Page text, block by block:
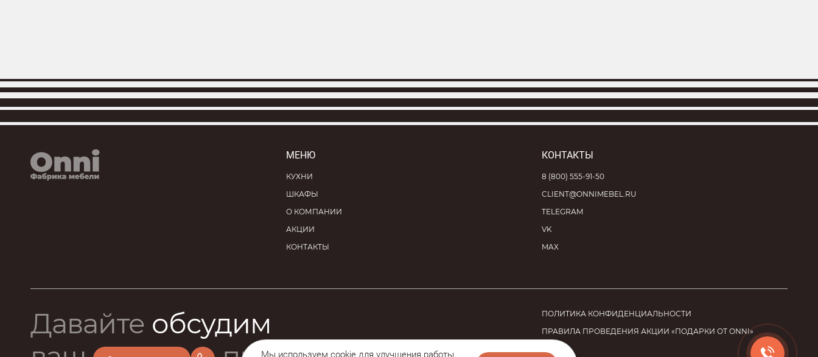
МЕНЮ
КУХНИ
ШКАФЫ
О КОМПАНИИ
АКЦИИ
КОНТАКТЫ
КОНТАКТЫ
8 (800) 555-91-50
CLIENT@ONNIMEBEL.RU
TELEGRAM
VK
MAX
Давайте обсудим
ПОЛИТИКА КОНФИДЕНЦИАЛЬНОСТИ
ПРАВИЛА ПРОВЕДЕНИЯ АКЦИИ «ПОДАРКИ ОТ ONNI»
Мы используем cookie для улучшения работы